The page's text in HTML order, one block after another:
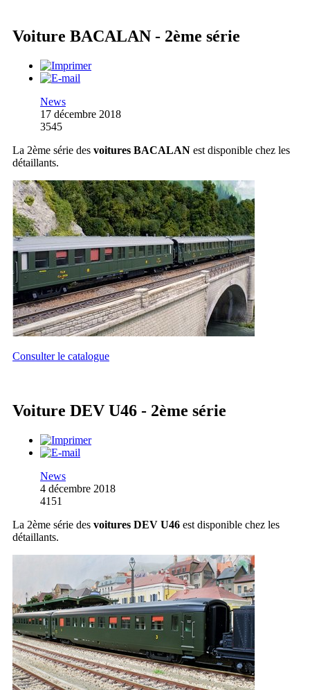
Voiture BACALAN - 2ème série
News
17 décembre 2018
3545
La 2ème série des voitures BACALAN est disponible chez les
détaillants.
Consulter le catalogue
Voiture DEV U46 - 2ème série
News
4 décembre 2018
4151
La 2ème série des voitures DEV U46 est disponible chez les
détaillants.